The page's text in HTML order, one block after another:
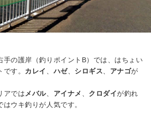
手の護岸（釣りポイントB）では、はちょい
す。 カレイ 、ハゼ、 シロギス アナゴが
アでは メバル アイナメ クロダイが釣れ
はウキ釣りが人気です。